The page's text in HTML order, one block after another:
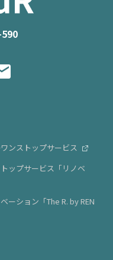
ンストップサービス
ップサービス「リノベ
ーション「The R. by REN